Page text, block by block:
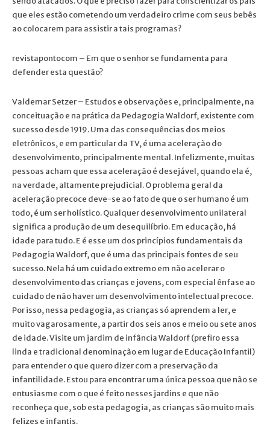
que eles estão cometendo um verdadeiro crime com seus bebês
ao colocarem para assistir a tais programas?
revistapontocom – Em que o senhor se fundamenta para
defender esta questão?
Valdemar Setzer – Estudos e observações e, principalmente, na
conceituação e na prática da Pedagogia Waldorf, existente com
sucesso desde 1919. Uma das consequências dos meios
eletrônicos, e em particular da TV, é uma aceleração do
desenvolvimento, principalmente mental. Infelizmente, muitas
pessoas acham que essa aceleração é desejável, quando ela é,
na verdade, altamente prejudicial. O problema geral da
aceleração precoce deve-se ao fato de que o ser humano é um
todo, é um ser holístico. Qualquer desenvolvimento unilateral
significa a produção de um desequilíbrio. Em educação, há
idade para tudo. E é esse um dos princípios fundamentais da
Pedagogia Waldorf, que é uma das principais fontes de seu
sucesso. Nela há um cuidado extremo em não acelerar o
desenvolvimento das crianças e jovens, com especial ênfase ao
cuidado de não haver um desenvolvimento intelectual precoce.
Por isso, nessa pedagogia, as crianças só aprendem a ler, e
muito vagarosamente, a partir dos seis anos e meio ou sete anos
de idade. Visite um jardim de infância Waldorf (prefiro essa
linda e tradicional denominação em lugar de Educação Infantil)
para entender o que quero dizer com a preservação da
infantilidade. Estou para encontrar uma única pessoa que não se
entusiasme com o que é feito nesses jardins e que não
reconheça que, sob esta pedagogia, as crianças são muito mais
felizes e infantis.